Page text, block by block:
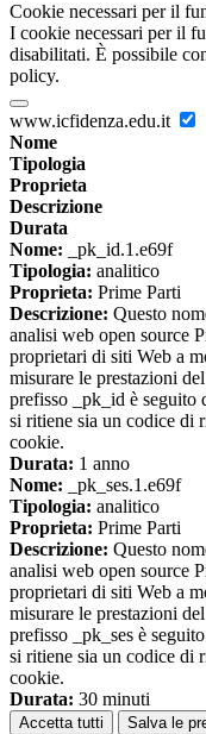
Cookie necessari per il
I cookie necessari per il
disabilitati. È possibile
policy.
www.icfidenza.edu.it
Nome
Tipologia
Proprieta
Descrizione
Durata
Nome: _pk_id.1.e69f
Tipologia: analitico
Proprieta: Prime Parti
Descrizione: Questo
analisi web open source
proprietari di siti Web a
misurare le prestazioni
prefisso _pk_id è seguito
si ritiene sia un codice di
cookie.
Durata: 1 anno
Nome: _pk_ses.1.e69f
Tipologia: analitico
Proprieta: Prime Parti
Descrizione: Questo
analisi web open source
proprietari di siti Web a
misurare le prestazioni
prefisso _pk_ses è
si ritiene sia un codice di
cookie.
Durata: 30 minuti
Accetta tutti Salva le